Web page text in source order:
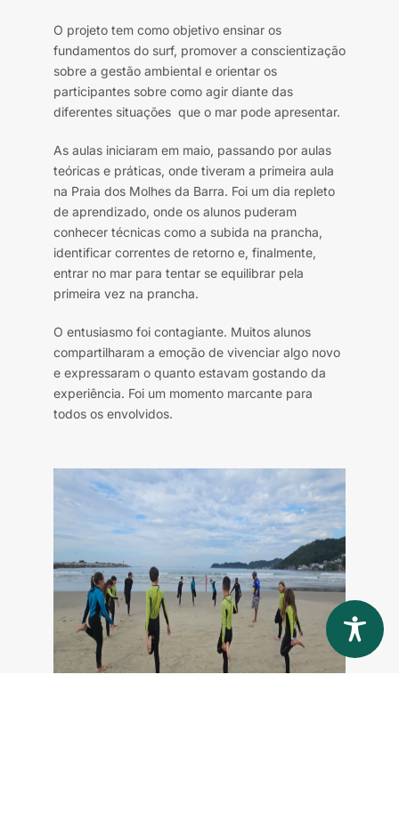
O projeto tem como objetivo ensinar os
fundamentos do surf, promover a conscientização
sobre a gestão ambiental e orientar os
participantes sobre como agir diante das
diferentes situações que o mar pode apresentar.
As aulas iniciaram em maio, passando por aulas
teóricas e práticas, onde tiveram a primeira aula
na Praia dos Molhes da Barra. Foi um dia repleto
de aprendizado, onde os alunos puderam
conhecer técnicas como a subida na prancha,
identificar correntes de retorno e, finalmente,
entrar no mar para tentar se equilibrar pela
primeira vez na prancha.
O entusiasmo foi contagiante. Muitos alunos
compartilharam a emoção de vivenciar algo novo
e expressaram o quanto estavam gostando da
experiência. Foi um momento marcante para
todos os envolvidos.